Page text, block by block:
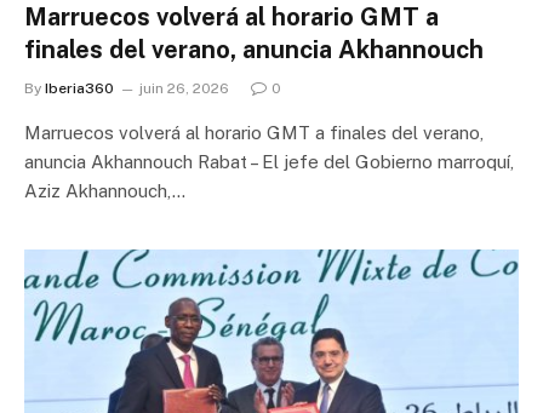
Marruecos volverá al horario GMT a
finales del verano, anuncia Akhannouch
By Iberia360 juin 26, 2026 0
Marruecos volverá al horario GMT a finales del verano,
anuncia Akhannouch Rabat – El jefe del Gobierno marroquí,
Aziz Akhannouch,…